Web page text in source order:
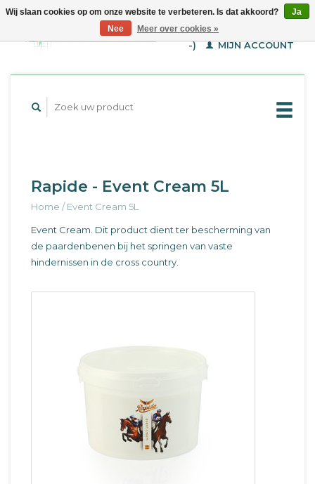
WINKELWAGEN (€--,-
-)
MIJN ACCOUNT
Rapide - Event Cream 5L
Home /Event Cream 5L
Event Cream. Dit product dient ter bescherming van
de paardenbenen bij het springen van vaste
hindernissen in de cross country.
Wij slaan cookies op om onze website te verbeteren. Is dat akkoord?
Ja
Nee
Meer over cookies »